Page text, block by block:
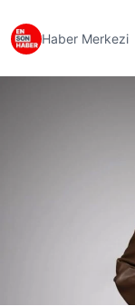
Haber Merkezi